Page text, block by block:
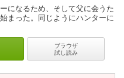
になるため、そして父に会うた
まった。同じようにハンターに
ブラウザ
試し読み